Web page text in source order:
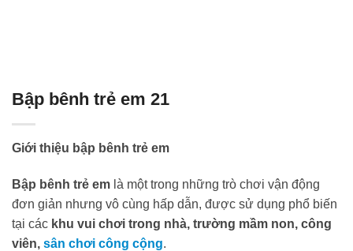
Bập bênh trẻ em 21
Giới thiệu bập bênh trẻ em
Bập bênh trẻ em là một trong những trò chơi vận động
đơn giản nhưng vô cùng hấp dẫn, được sử dụng phổ biến
tại các khu vui chơi trong nhà, trường mầm non, công
viên, sân chơi công cộng.